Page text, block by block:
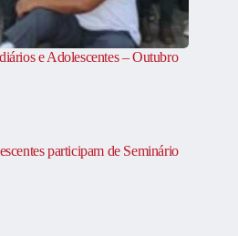
e Adolescentes – Outubro
participam de Seminário